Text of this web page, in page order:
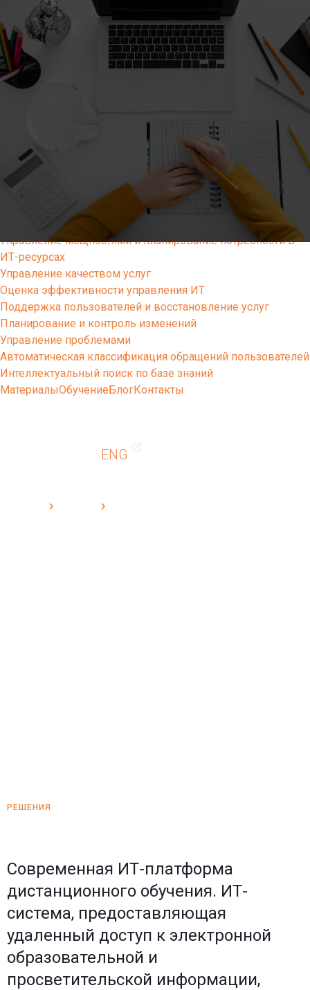
Решения
Altevics
Стоимость
Документы
Партнерская программа Altevics
Услуги
Подготовка и поддержка внутренних агентов изменений
(методологов, коучей, скрам-мастеров)
Выстраивание современной разработки ПО через
продуктовые команды
Диагностика продуктовой команды разработки ПО
Документирование сервисной архитектуры и ИТ-
инфраструктуры
Учет и распределение ИТ-затрат, тарификация ИТ-услуг
Управление мощностями и планирование потребности в
ИТ-ресурсах
Управление качеством услуг
Оценка эффективности управления ИТ
Поддержка пользователей и восстановление услуг
Планирование и контроль изменений
Управление проблемами
Автоматическая классификация обращений пользователей
Интеллектуальный поиск по базе знаний
МатериалыОбучениеБлогКонтакты
ENG
РЕШЕНИЯ
Современная ИТ-платформа
дистанционного обучения. ИТ-
система, предоставляющая
удаленный доступ к электронной
образовательной и
просветительской информации,